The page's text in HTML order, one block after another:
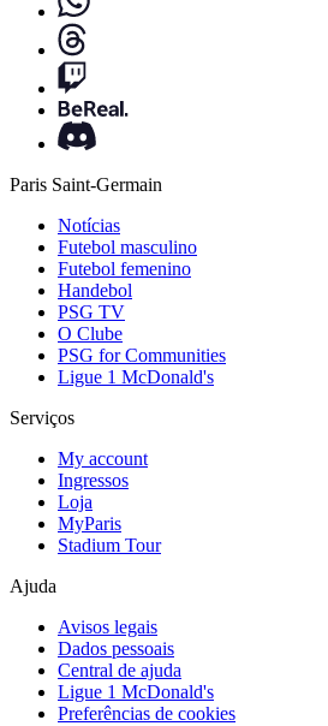
Paris Saint-Germain
Notícias
Futebol masculino
Futebol femenino
Handebol
PSG TV
O Clube
PSG for Communities
Ligue 1 McDonald's
Serviços
My account
Ingressos
Loja
MyParis
Stadium Tour
Ajuda
Avisos legais
Dados pessoais
Central de ajuda
Ligue 1 McDonald's
Preferências de cookies